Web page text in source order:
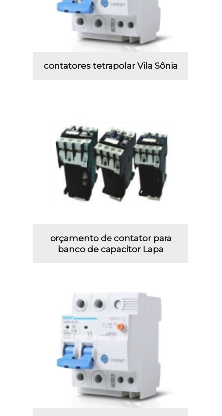
contatores tetrapolar Vila Sônia
orçamento de contator para
banco de capacitor Lapa